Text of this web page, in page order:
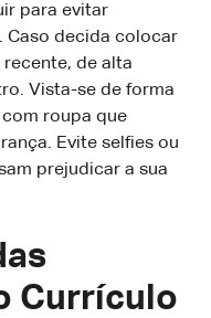
para evitar
Caso decida colocar
de alta
Vista-se de forma
roupa que
Evite selfies ou
prejudicar a sua
Currículo